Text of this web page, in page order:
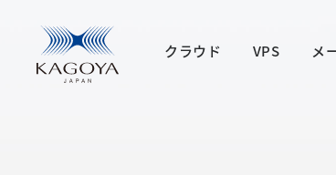
クラウド VPS メ